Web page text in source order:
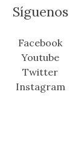
Síguenos
Facebook
Youtube
Twitter
Instagram